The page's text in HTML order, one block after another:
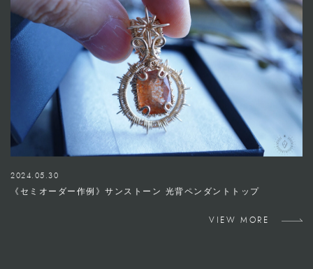
2024.05.30
《セミオーダー作例》サンストーン 光背ペンダントトップ
VIEW MORE